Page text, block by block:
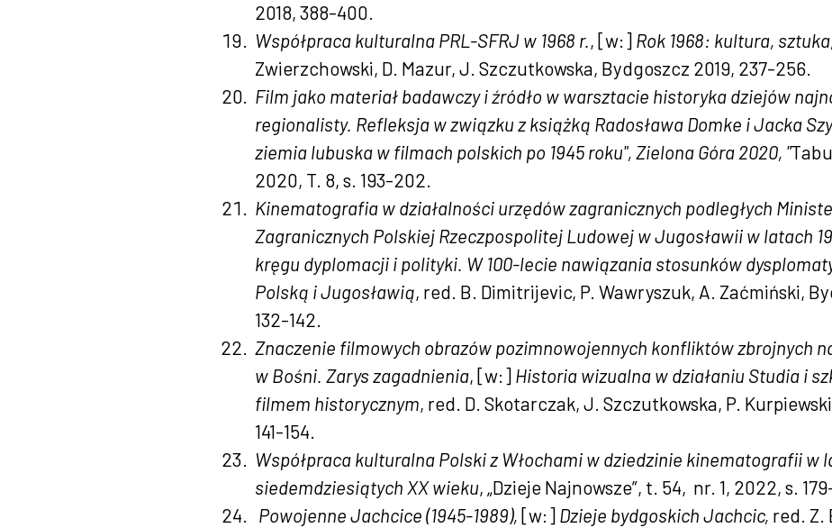
2018, 388-400.
Współpraca kulturalna PRL-SFRJ w 1968 r., [w:] Rok 1968: kultura,
Zwierzchowski, D. Mazur, J. Szczutkowska, Bydgoszcz 2019, 237-256.
Film jako materiał badawczy i źródło w warsztacie historyka dziejów
regionalisty. Refleksja w związku z książką Radosława Domke i Jacka
ziemia lubuska w filmach polskich po 1945 roku", Zielona Góra 2020, "
2020, T. 8, s. 193-202.
Kinematografia w działalności urzędów zagranicznych podległych
Zagranicznych Polskiej Rzeczpospolitej Ludowej w Jugosławii w latach
kręgu dyplomacji i polityki. W 100-lecie nawiązania stosunków
Polską i Jugosławią, red. B. Dimitrijevic, P. Wawryszuk, A. Zaćmiński,
132-142.
Znaczenie filmowych obrazów pozimnowojennych konfliktów zbrojnych
w Bośni. Zarys zagadnienia, [w:] Historia wizualna w działaniu Studia i
filmem historycznym, red. D. Skotarczak, J. Szczutkowska, P.
141-154.
Współpraca kulturalna Polski z Włochami w dziedzinie kinematografii w
siedemdziesiątych XX wieku, „Dzieje Najnowsze”, t. 54, nr. 1, 2022, s.
Powojenne Jachcice (1945-1989), [w:] Dzieje bydgoskich Jachcic, red. Z.